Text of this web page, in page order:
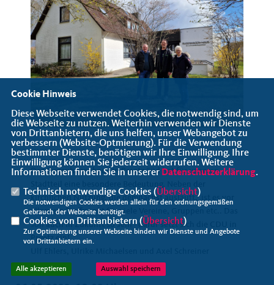
Das Bugenhagenhaus in Preetz Süd hat für unseren
Stadtteil eine besondere Bedeutung. Neben der
kirchlichen Nutzung, die demnächst ausläuft, ist es vor
allem ein Treffpunkt für viele Vereine, Gruppen etc.. Das
soll auch in Zukunft so sein - dafür setzt sich die CDU in
Preetz ein!
Cookie Hinweis
Diese Webseite verwendet Cookies, die notwendig sind, um
die Webseite zu nutzen. Weiterhin verwenden wir Dienste
von Drittanbietern, die uns helfen, unser Webangebot zu
verbessern (Website-Optmierung). Für die Verwendung
bestimmter Dienste, benötigen wir Ihre Einwilligung. Ihre
Einwilligung können Sie jederzeit widerrufen. Weitere
Informationen finden Sie in unserer Datenschutzerklärung.
Technisch notwendige Cookies (Übersicht)
Die notwendigen Cookies werden allein für den ordnungsgemäßen
Gebrauch der Webseite benötigt.
Cookies von Drittanbietern (Übersicht)
Zur Optimierung unserer Webseite binden wir Dienste und Angebote
von Drittanbietern ein.
Alle akzeptieren Auswahl speichern